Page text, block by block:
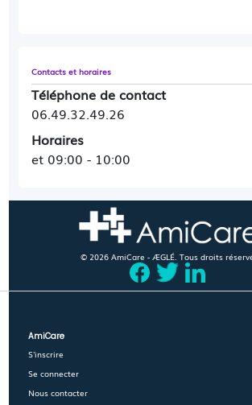
Contacts et horaires
Téléphone de contact
06.49.32.49.26
Horaires
et 09:00 - 10:00
© 2026 AmiCare - ÆGLÉ. Tous droits
AmiCare
S'inscrire
Se connecter
Nous contacter